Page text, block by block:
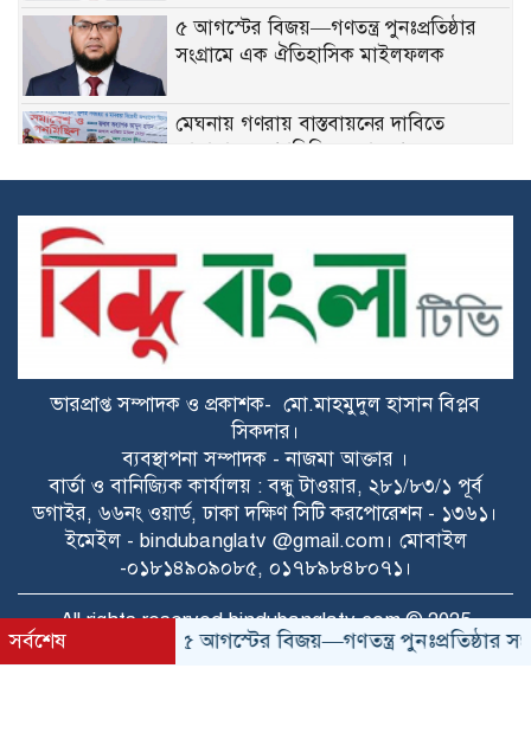
৫ আগস্টের বিজয়—গণতন্ত্র পুনঃপ্রতিষ্ঠার
সংগ্রামে এক ঐতিহাসিক মাইলফলক
মেঘনায় গণরায় বাস্তবায়নের দাবিতে
জামায়াতের গণমিছিল-সমাবেশ
বাকেরগঞ্জে জুলাই গণঅভ্যুত্থান দিবস-২০২৬
উপলক্ষে শহিদ পরিবার ও জুলাই যোদ্ধাদের
সংবর্ধনা, আলোচনা সভা
উখিয়ায় জামায়াতের উদ্যোগে জুলাই
গণঅভ্যুত্থান দিবস পালন
জুলাই গণঅভ্যুত্থানের দ্বিতীয় বার্ষিকীতে
জয়পুরহাটে ১১ দলের গণমিছিল ও সমাবেশ
৫ আগস্ট উপলক্ষে কাইচাইল ইউনিয়ন
বিএনপির বিজয় মিছিল ও আলোচনা সভা
অনুষ্ঠিত
হলো জুলাই গণঅভ্যুত্থান দিবস-২০২৬
ভারপ্রাপ্ত সম্পাদক ও প্রকাশক- মো.মাহমুদুল হাসান বিপ্লব
সিকদার।
ব্যবস্থাপনা সম্পাদক - নাজমা আক্তার ।
বার্তা ও বানিজ্যিক কার্যালয় : বন্ধু টাওয়ার, ২৮১/৮৩/১ পূর্ব
ডগাইর, ৬৬নং ওয়ার্ড, ঢাকা দক্ষিণ সিটি করপোরেশন - ১৩৬১।
ইমেইল - bindubanglatv @gmail.com। মোবাইল
-০১৮১৪৯০৯০৮৫, ০১৭৮৯৮৪৮০৭১।
All rights reserved bindubanglatv.com © 2025
সর্বশেষ ৫ আগস্টের বিজয়—গণতন্ত্র পুনঃপ্রতিষ্ঠার